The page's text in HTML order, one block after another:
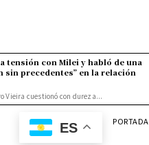
tensión con Milei y habló de una
sin precedentes” en la relación
Vieira cuestionó con dureza...
ES PORTADA